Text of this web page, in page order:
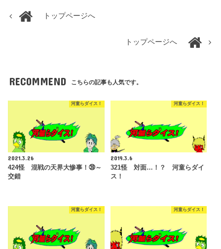
トップページへ
トップページへ
RECOMMEND こちらの記事も人気です。
河童らダイス！
2021.3.26
424怪 混戦の天界大惨事！㊴～
交錯
河童らダイス！
2019.3.6
321怪 対面…！？ 河童らダイ
ス！
河童らダイス！ 河童らダイス！